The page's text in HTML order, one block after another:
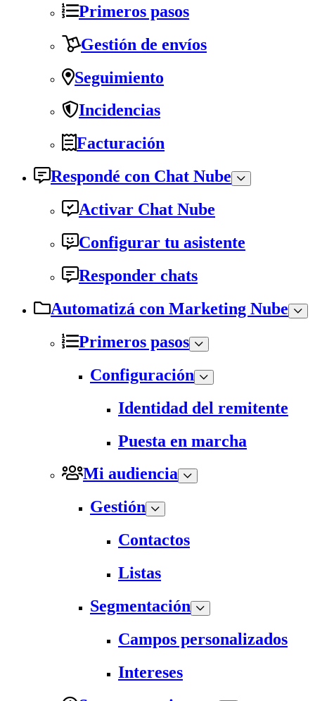
Primeros pasos
Gestión de envíos
Seguimiento
Incidencias
Facturación
Respondé con Chat Nube
Activar Chat Nube
Configurar tu asistente
Responder chats
Automatizá con Marketing Nube
Primeros pasos
Configuración
Identidad del remitente
Puesta en marcha
Mi audiencia
Gestión
Contactos
Listas
Segmentación
Campos personalizados
Intereses